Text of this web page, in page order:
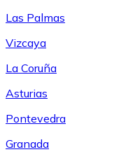
Las Palmas
Vizcaya
La Coruña
Asturias
Pontevedra
Granada